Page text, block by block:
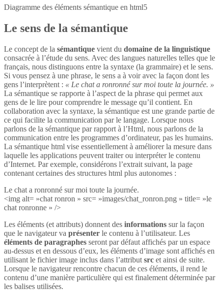
Diagramme des éléments sémantique en html5
Le sens de la sémantique
Le concept de la sémantique vient du domaine de la linguistique
consacrée à l’étude du sens. Avec des langues naturelles telles que le
français, nous distinguons entre la syntaxe (la grammaire) et le sens.
Si vous pensez à une phrase, le sens a à voir avec la façon dont les
gens l’interprètent : « Le chat a ronronné sur moi toute la journée. »
La sémantique se rapporte à l’aspect de la phrase qui permet aux
gens de le lire pour comprendre le message qu’il contient. En
collaboration avec la syntaxe, la sémantique est une grande partie de
ce qui facilite la communication par le langage. Lorsque nous
parlons de la sémantique par rapport à l’Html, nous parlons de la
communication entre les programmes d’ordinateur, pas les humains.
La sémantique html vise essentiellement à améliorer la mesure dans
laquelle les applications peuvent traiter ou interpréter le contenu
d’Internet. Par exemple, considérons l’extrait suivant, la page
contenant certaines des structures html plus autonomes :
Le chat a ronronné sur moi toute la journée.
<img alt= »chat ronron » src= »images/chat_ronron.png » title= »le
chat ronronne » />
Les éléments (et attributs) donnent des informations sur la façon
que le navigateur va présenter le contenu à l’utilisateur. Les
éléments de paragraphes seront par défaut affichés par un espace
au-dessus et en dessous d’eux, les éléments d’image sont affichés en
utilisant le fichier image inclus dans l’attribut src et ainsi de suite.
Lorsque le navigateur rencontre chacun de ces éléments, il rend le
contenu d’une manière particulière qui est finalement déterminée par
les balises utilisées.